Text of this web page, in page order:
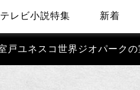
レビ小説特集 新着
戸ユネスコ世界ジオパーク